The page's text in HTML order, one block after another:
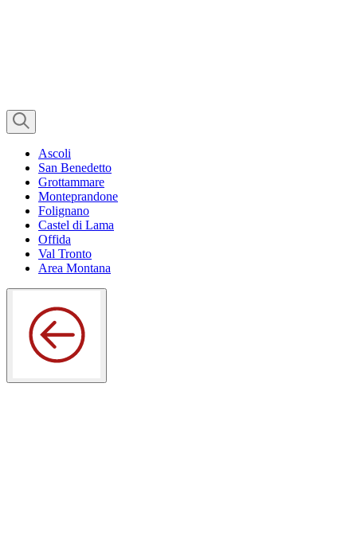
Ascoli
San Benedetto
Grottammare
Monteprandone
Folignano
Castel di Lama
Offida
Val Tronto
Area Montana